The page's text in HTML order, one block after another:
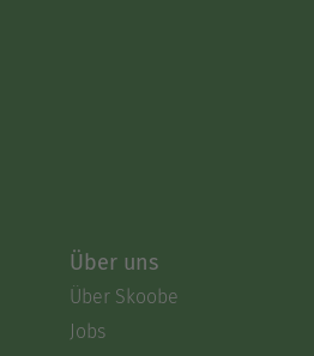
Über uns
Über Skoobe
Jobs